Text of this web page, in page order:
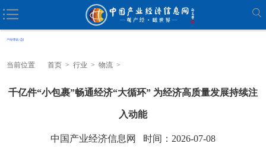
当前位置 首页 > 行业 > 物流 >
千亿件“小包裹”畅通经济“大循环” 为经济高质量发展持续注
入动能
中国产业经济信息网 时间：2026-07-08